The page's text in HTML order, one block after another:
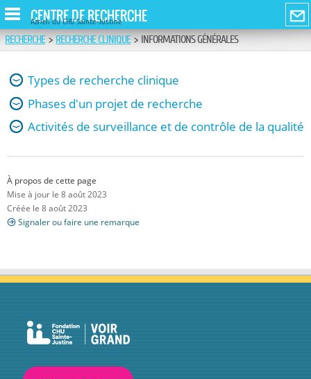
CENTRE DE RECHERCHE
Azrieli du CHU Sainte-Justine
RECHERCHE>RECHERCHE CLINIQUE>INFORMATIONS GÉNÉRALES
Types de recherche clinique
Phases d'un projet de recherche
Activités de surveillance et de contrôle de la qualité
À propos de cette page
Mise à jour le 8 août 2023
Créée le 8 août 2023
Signaler ou faire une remarque